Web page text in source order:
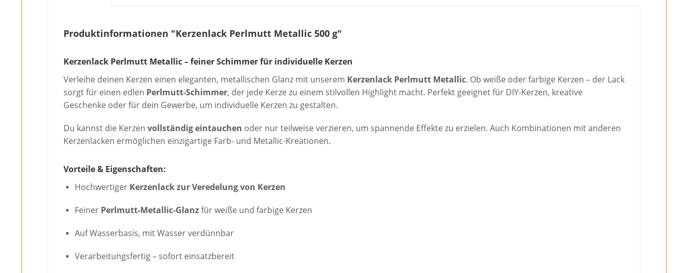
Produktinformationen "Kerzenlack Perlmutt Metallic 500 g"
Kerzenlack Perlmutt Metallic – feiner Schimmer für individuelle Kerzen
Verleihe deinen Kerzen einen eleganten, metallischen Glanz mit unserem Kerzenlack Perlmutt Metallic. Ob weiße oder farbige Kerzen – der Lack
sorgt für einen edlen Perlmutt-Schimmer, der jede Kerze zu einem stilvollen Highlight macht. Perfekt geeignet für DIY-Kerzen, kreative
Geschenke oder für dein Gewerbe, um individuelle Kerzen zu gestalten.
Du kannst die Kerzen vollständig eintauchen oder nur teilweise verzieren, um spannende Effekte zu erzielen. Auch Kombinationen mit anderen
Kerzenlacken ermöglichen einzigartige Farb- und Metallic-Kreationen.
Vorteile & Eigenschaften:
Hochwertiger Kerzenlack zur Veredelung von Kerzen
Feiner Perlmutt-Metallic-Glanzfür weiße und farbige Kerzen
Auf Wasserbasis, mit Wasser verdünnbar
Verarbeitungsfertig – sofort einsatzbereit